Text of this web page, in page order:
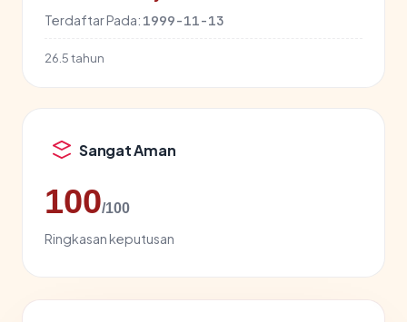
Terdaftar Pada: 1999-11-13
26.5 tahun
Sangat Aman
100/100
Ringkasan keputusan